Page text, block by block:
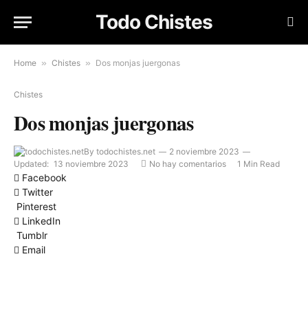
Todo Chistes
Home » Chistes » Dos monjas juergonas
Chistes
Dos monjas juergonas
By todochistes.net
2 noviembre 2023
Updated: 13 noviembre 2023 No hay comentarios 1 Min Read
Facebook
Twitter
Pinterest
LinkedIn
Tumblr
Email